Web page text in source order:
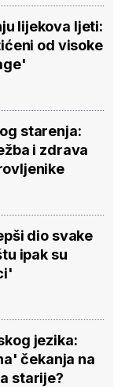
lijekova ljeti:
od visoke
starenja:
i zdrava
dio svake
ipak su
jezika:
čekanja na
starije?